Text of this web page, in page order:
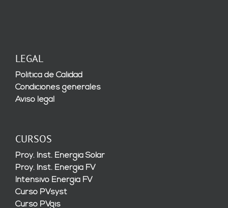
LEGAL
Política de Calidad
Condiciones generales
Aviso legal
CURSOS
Proy. Inst. Energía Solar
Proy. Inst. Energía FV
Intensivo Energía FV
Curso PVsyst
Curso PVgis